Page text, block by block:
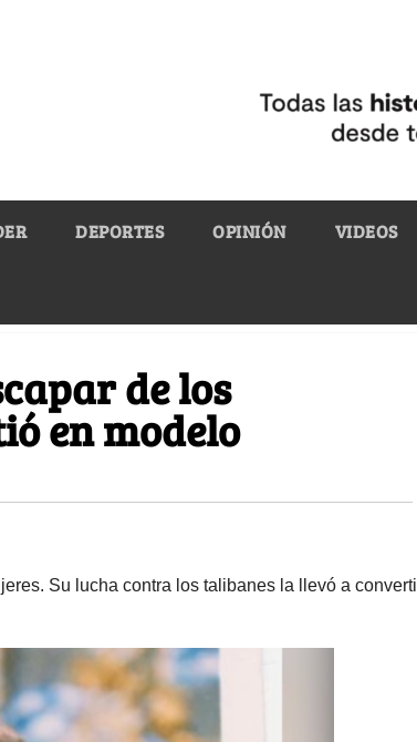
DEPORTES OPINIÓN VIDEOS
de los
en modelo
Su lucha contra los talibanes la llevó a